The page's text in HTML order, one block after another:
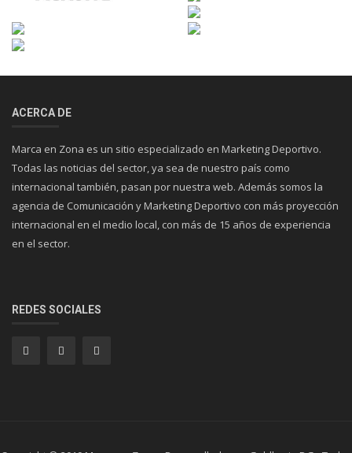
ACERCA DE
Marca en Zona es un sitio especializado en Marketing Deportivo.
Todas las noticias del sector, ya sea de nuestro país como
internacional también, pasan por nuestra web. Además somos la
agencia de Comunicación y Marketing Deportivo con más proyección
internacional en el medio local, con más de 15 años de experiencia
en el sector.
REDES SOCIALES